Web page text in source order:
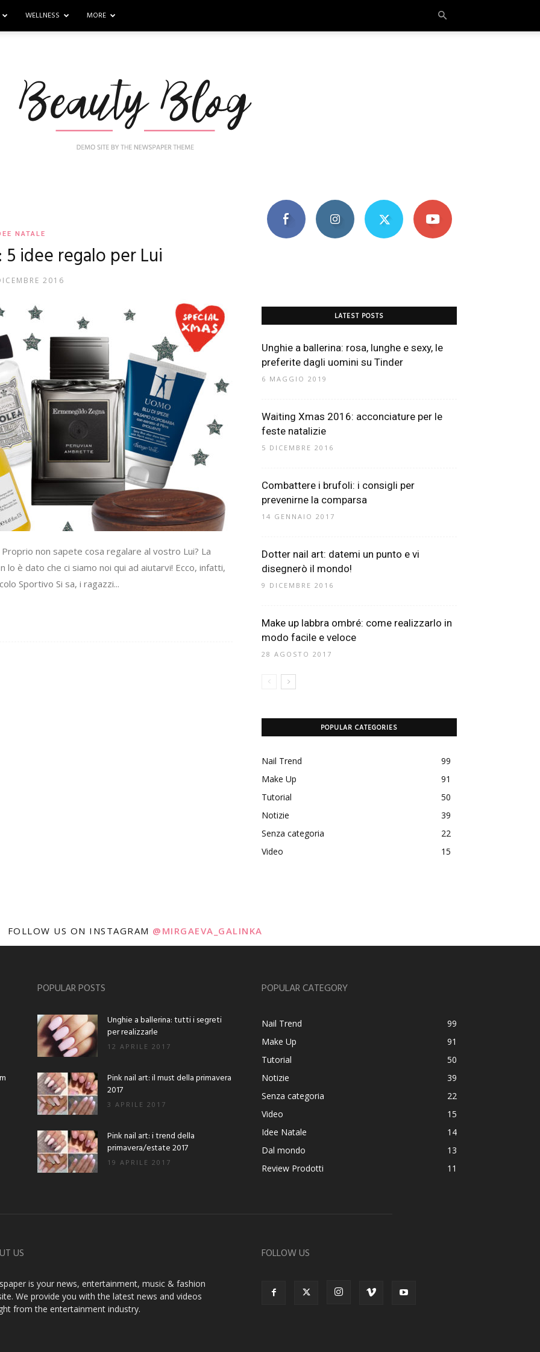
WELLNESS MORE
Art
Mania
NATALE
5 idee regalo per Lui
2016
non sapete cosa regalare al vostro Lui? La
è dato che ci siamo noi qui ad aiutarvi! Ecco, infatti,
Sportivo Si sa, i ragazzi...
LATEST POSTS
Unghie a ballerina: rosa, lunghe e sexy, le
preferite dagli uomini su Tinder
6 MAGGIO 2019
Waiting Xmas 2016: acconciature per le
feste natalizie
5 DICEMBRE 2016
Combattere i brufoli: i consigli per
prevenirne la comparsa
14 GENNAIO 2017
Dotter nail art: datemi un punto e vi
disegnerò il mondo!
9 DICEMBRE 2016
Make up labbra ombré: come realizzarlo in
modo facile e veloce
28 AGOSTO 2017
POPULAR CATEGORIES
Nail Trend
99
Make Up
91
Tutorial
50
Notizie
39
Senza categoria
22
Video
15
FOLLOW US ON INSTAGRAM @MIRGAEVA_GALINKA
POPULAR POSTS
Unghie a ballerina: tutti i segreti
per realizzarle
12 APRILE 2017
Pink nail art: il must della primavera
2017
3 APRILE 2017
Pink nail art: i trend della
primavera/estate 2017
19 APRILE 2017
POPULAR CATEGORY
Nail Trend
99
Make Up
91
Tutorial
50
Notizie
39
Senza categoria
22
Video
15
Idee Natale
14
Dal mondo
13
Review Prodotti
11
US
is your news, entertainment, music & fashion
We provide you with the latest news and videos
from the entertainment industry.
FOLLOW US